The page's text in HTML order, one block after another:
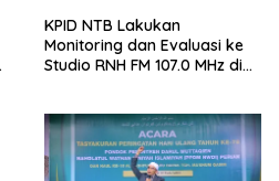
KPID NTB Lakukan
Monitoring dan Evaluasi ke
Studio RNH FM 107.0 MHz di